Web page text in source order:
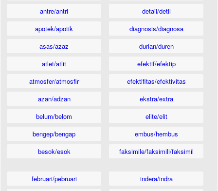
antre/antri
apotek/apotik
asas/azaz
atlet/atlit
atmosfer/atmosfir
azan/adzan
belum/belom
bengep/bengap
besok/esok
detail/detil
diagnosis/diagnosa
durian/duren
efektif/efektip
efektifitas/efektivitas
ekstra/extra
elite/elit
embus/hembus
faksimile/faksimili/faksimil
februari/pebruari
indera/indra